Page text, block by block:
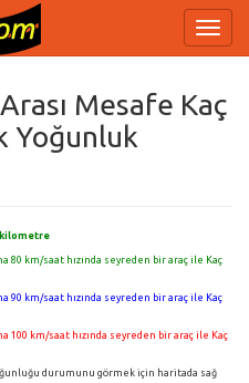
Mesafe Kaç
Yoğunluk
80 km/saat hızında seyreden bir araç ile Kaç
90 km/saat hızında seyreden bir araç ile Kaç
100 km/saat hızında seyreden bir araç ile Kaç
durumunu görmek için haritada sağ